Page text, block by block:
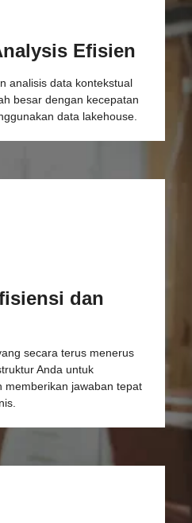
Efisien
analisis data kontekstual
besar dengan kecepatan
data lakehouse.
dan
secara terus menerus
Anda untuk
memberikan jawaban tepat